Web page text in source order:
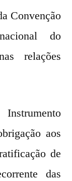
Convenção
do
relações
aos
de
das